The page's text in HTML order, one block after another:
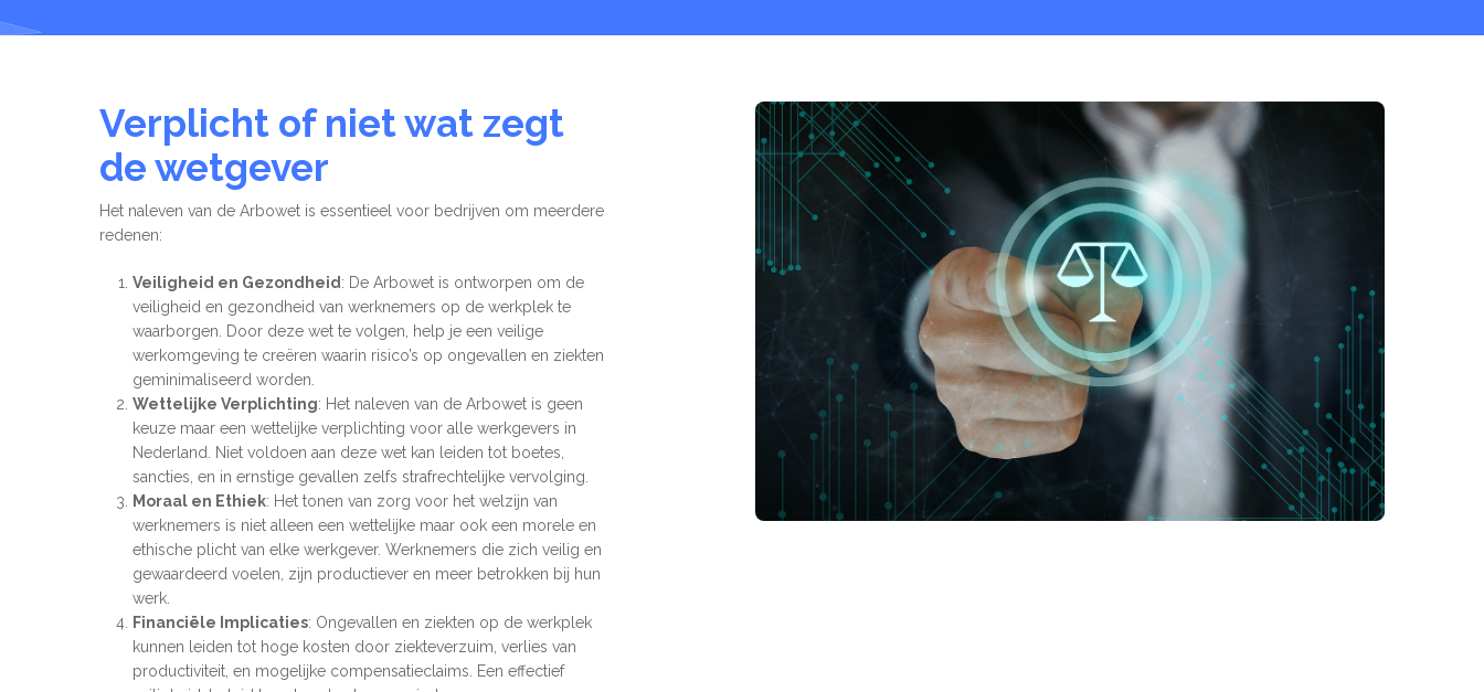
Verplicht of niet wat zegt
de wetgever
Het naleven van de Arbowet is essentieel voor bedrijven om meerdere
redenen:
Veiligheid en Gezondheid : De Arbowet is ontworpen om de
veiligheid en gezondheid van werknemers op de werkplek te
waarborgen. Door deze wet te volgen, help je een veilige
werkomgeving te creëren waarin risico’s op ongevallen en ziekten
geminimaliseerd worden.
Wettelijke Verplichting: Het naleven van de Arbowet is geen
keuze maar een wettelijke verplichting voor alle werkgevers in
Nederland. Niet voldoen aan deze wet kan leiden tot boetes,
sancties, en in ernstige gevallen zelfs strafrechtelijke vervolging.
Moraal en Ethiek: Het tonen van zorg voor het welzijn van
werknemers is niet alleen een wettelijke maar ook een morele en
ethische plicht van elke werkgever. Werknemers die zich veilig en
gewaardeerd voelen, zijn productiever en meer betrokken bij hun
werk.
Financiële Implicaties: Ongevallen en ziekten op de werkplek
kunnen leiden tot hoge kosten door ziekteverzuim, verlies van
productiviteit, en mogelijke compensatieclaims. Een effectief